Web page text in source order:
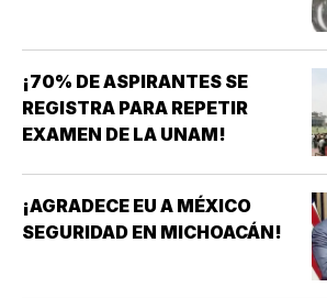
¡70% DE ASPIRANTES SE
REGISTRA PARA REPETIR
EXAMEN DE LA UNAM!
¡AGRADECE EU A MÉXICO
SEGURIDAD EN MICHOACÁN!